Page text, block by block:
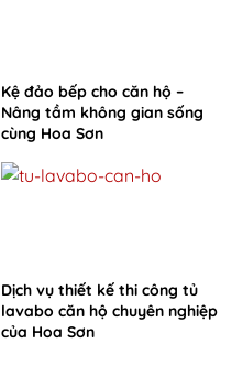
Kệ đảo bếp cho căn hộ –
Nâng tầm không gian sống
cùng Hoa Sơn
Dịch vụ thiết kế thi công tủ
lavabo căn hộ chuyên nghiệp
của Hoa Sơn